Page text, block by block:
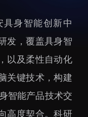
业
市
身智能创新中
发，覆盖具身智
以及柔性自动化
关键技术，构建
智能产品技术交
高度契合。科研